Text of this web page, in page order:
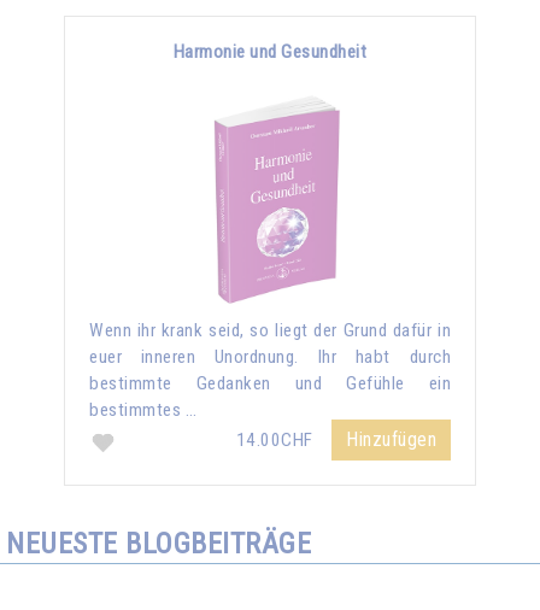
Harmonie und Gesundheit
Wenn ihr krank seid, so liegt der Grund dafür in
euer inneren Unordnung. Ihr habt durch
bestimmte Gedanken und Gefühle ein
bestimmtes …
14.00CHF
Hinzufügen
NEUESTE BLOGBEITRÄGE